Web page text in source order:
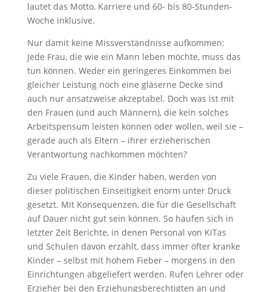
lautet das Motto, Karriere und 60- bis 80-Stunden-
Woche inklusive.
Nur damit keine Missverständnisse aufkommen:
Jede Frau, die wie ein Mann leben möchte, muss das
tun können. Weder ein geringeres Einkommen bei
gleicher Leistung noch eine gläserne Decke sind
auch nur ansatzweise akzeptabel. Doch was ist mit
den Frauen (und auch Männern), die kein solches
Arbeitspensum leisten können oder wollen, weil sie –
gerade auch als Eltern – ihrer erzieherischen
Verantwortung nachkommen möchten?
Zu viele Frauen, die Kinder haben, werden von
dieser politischen Einseitigkeit enorm unter Druck
gesetzt. Mit Konsequenzen, die für die Gesellschaft
auf Dauer nicht gut sein können. So häufen sich in
letzter Zeit Berichte, in denen Personal von KiTas
und Schulen davon erzählt, dass immer öfter kranke
Kinder – selbst mit hohem Fieber – morgens in den
Einrichtungen abgeliefert werden. Rufen Lehrer oder
Erzieher bei den Erziehungsberechtigten an und